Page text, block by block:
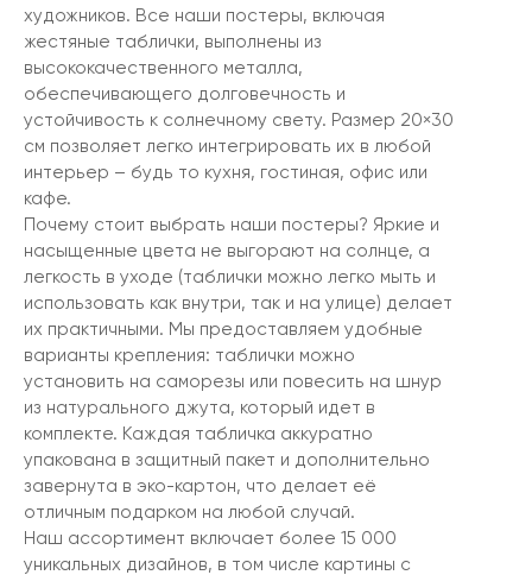
художников. Все наши постеры, включая
жестяные таблички, выполнены из
высококачественного металла,
обеспечивающего долговечность и
устойчивость к солнечному свету. Размер 20×30
см позволяет легко интегрировать их в любой
интерьер – будь то кухня, гостиная, офис или
кафе.
Почему стоит выбрать наши постеры? Яркие и
насыщенные цвета не выгорают на солнце, а
легкость в уходе (таблички можно легко мыть и
использовать как внутри, так и на улице) делает
их практичными. Мы предоставляем удобные
варианты крепления: таблички можно
установить на саморезы или повесить на шнур
из натурального джута, который идет в
комплекте. Каждая табличка аккуратно
упакована в защитный пакет и дополнительно
завернута в эко-картон, что делает её
отличным подарком на любой случай.
Наш ассортимент включает более 15 000
уникальных дизайнов, в том числе картины с